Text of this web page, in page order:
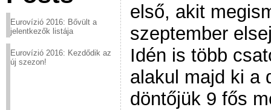
Eurovízió 2016: Bővült a
jelentkezők listája
Eurovízió 2016: Kezdődik az
új szezon!
első, akit
szeptember
Idén is több
alakul majd ki a
döntőjük 9 fős